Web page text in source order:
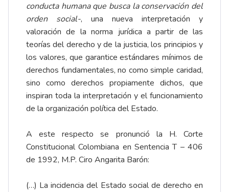
conducta humana que busca la conservación del
orden social-, una nueva interpretación y
valoración de la norma jurídica a partir de las
teorías del derecho y de la justicia, los principios y
los valores, que garantice estándares mínimos de
derechos fundamentales, no como simple caridad,
sino como derechos propiamente dichos, que
inspiran toda la interpretación y el funcionamiento
de la organización política del Estado.
A este respecto se pronunció la H. Corte
Constitucional Colombiana en Sentencia T – 406
de 1992, M.P. Ciro Angarita Barón:
(…) La incidencia del Estado social de derecho en